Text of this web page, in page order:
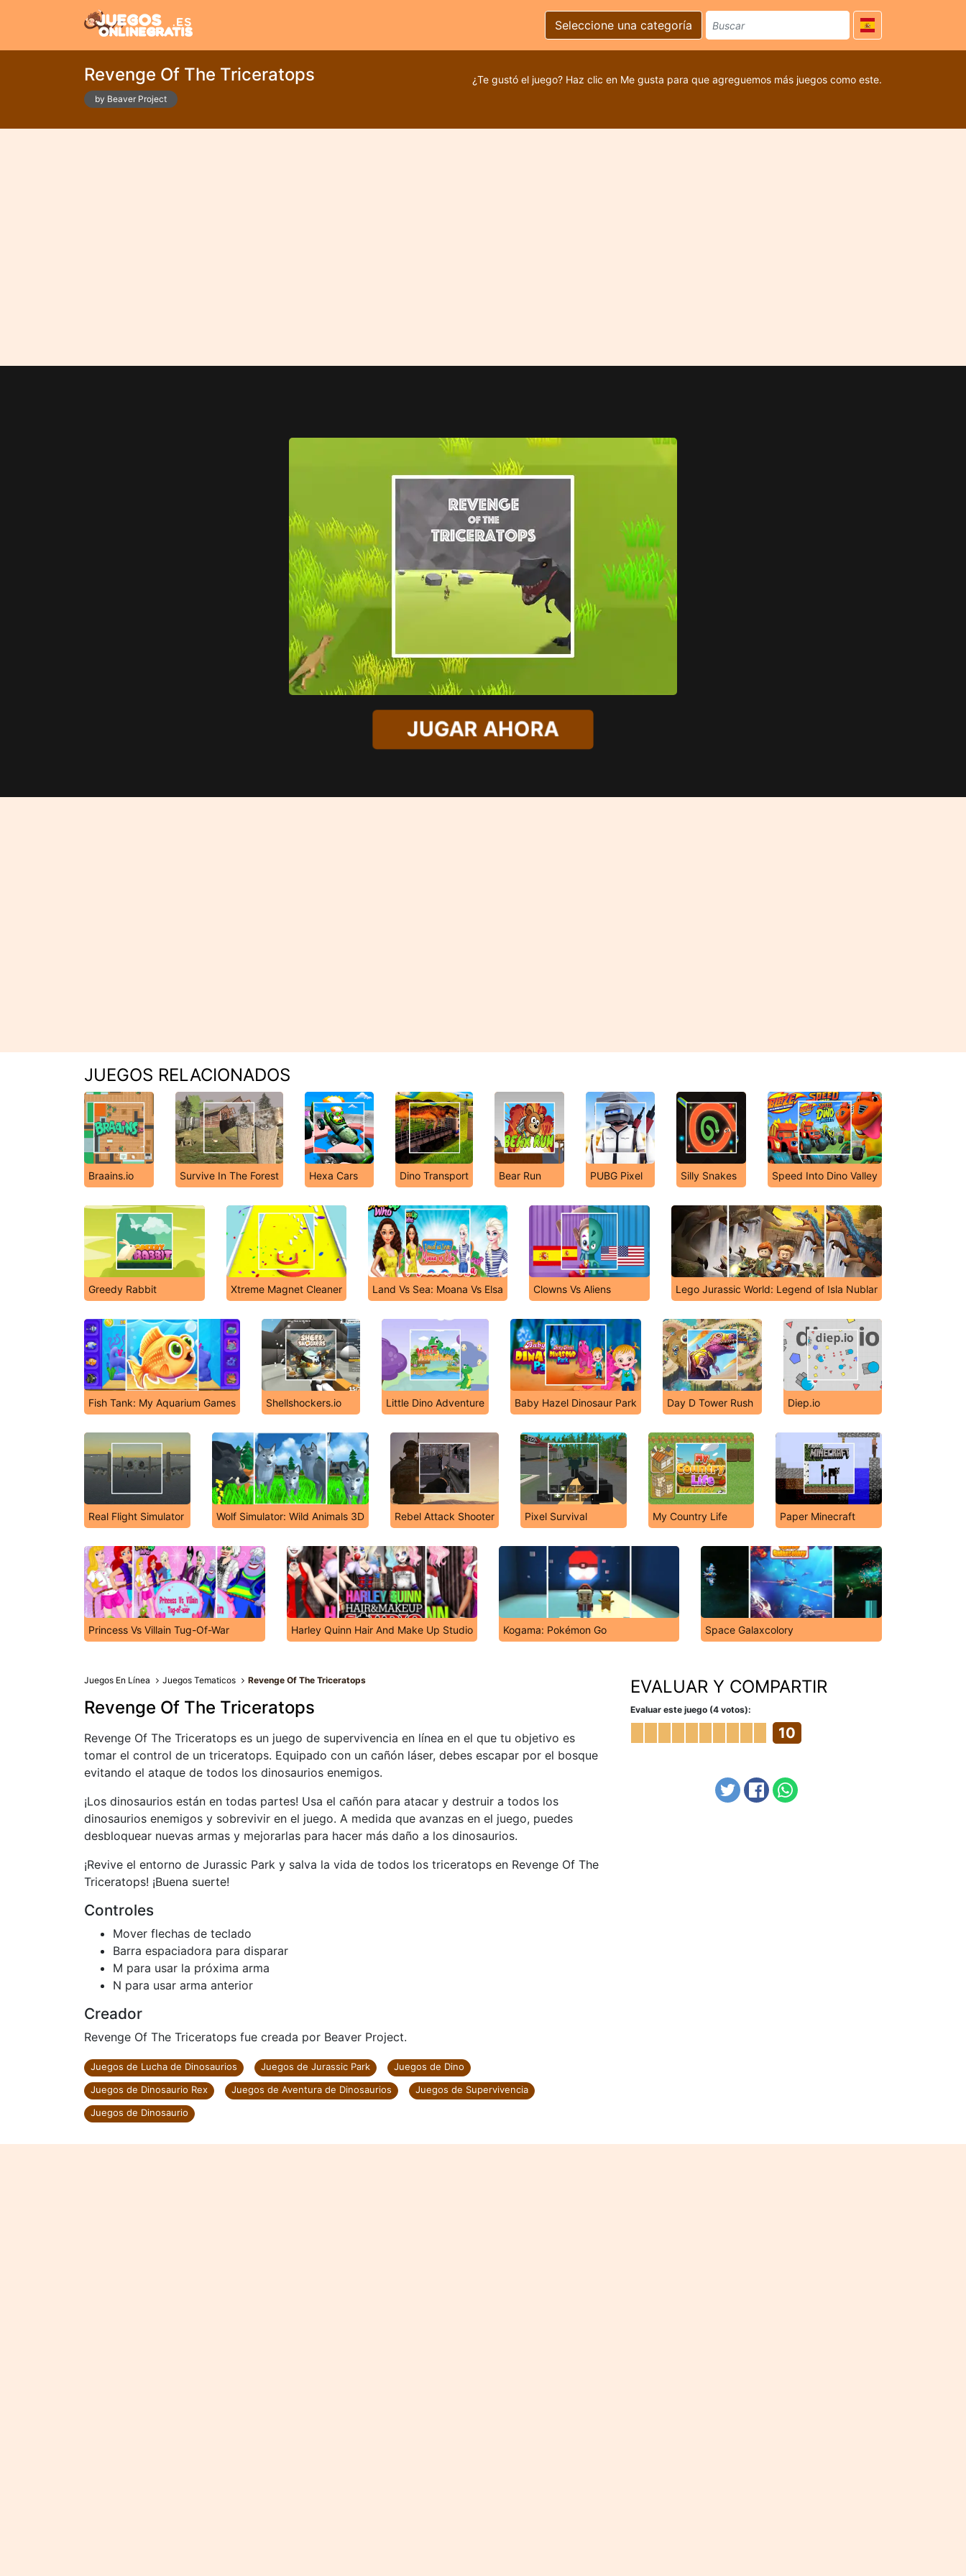
Seleccione una categoría
Revenge Of The Triceratops
by Beaver Project
¿Te gustó el juego? Haz clic en Me gusta para que agreguemos más juegos como este.
JUGAR AHORA
JUEGOS RELACIONADOS
Braains.io Survive In The Forest Hexa Cars Dino Transport Bear Run PUBG Pixel Silly Snakes Speed Into Dino Valley
Greedy Rabbit Xtreme Magnet Cleaner Land Vs Sea: Moana Vs Elsa Clowns Vs Aliens Lego Jurassic World: Legend of Isla Nublar
Fish Tank: My Aquarium Games Shellshockers.io Little Dino Adventure Baby Hazel Dinosaur Park Day D Tower Rush Diep.io
Real Flight Simulator Wolf Simulator: Wild Animals 3D Rebel Attack Shooter Pixel Survival My Country Life Paper Minecraft
Princess Vs Villain Tug-Of-War Harley Quinn Hair And Make Up Studio Kogama: Pokémon Go Space Galaxcolory
Juegos En Línea Juegos Tematicos Revenge Of The Triceratops
Revenge Of The Triceratops
Revenge Of The Triceratops es un juego de supervivencia en línea en el que tu objetivo es
tomar el control de un triceratops. Equipado con un cañón láser, debes escapar por el bosque
evitando el ataque de todos los dinosaurios enemigos.
¡Los dinosaurios están en todas partes! Usa el cañón para atacar y destruir a todos los
dinosaurios enemigos y sobrevivir en el juego. A medida que avanzas en el juego, puedes
desbloquear nuevas armas y mejorarlas para hacer más daño a los dinosaurios.
¡Revive el entorno de Jurassic Park y salva la vida de todos los triceratops en Revenge Of The
Triceratops! ¡Buena suerte!
Controles
Mover flechas de teclado
Barra espaciadora para disparar
M para usar la próxima arma
N para usar arma anterior
Creador
Revenge Of The Triceratops fue creada por Beaver Project.
Juegos de Lucha de Dinosaurios Juegos de Jurassic Park
Juegos de Dino
Juegos de Dinosaurio Rex
Juegos de Aventura de Dinosaurios
Juegos de Supervivencia
Juegos de Dinosaurio
EVALUAR Y COMPARTIR
Evaluar este juego (4 votos):
10